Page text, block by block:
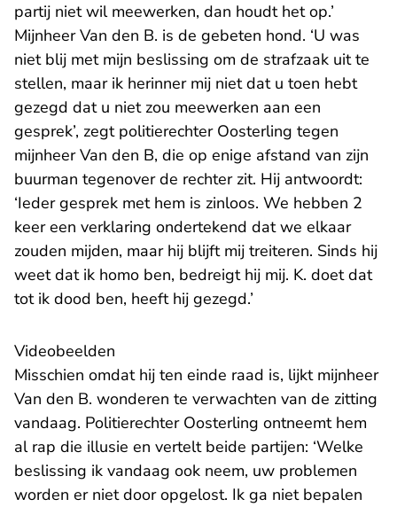
partij niet wil meewerken, dan houdt het op.’
Mijnheer Van den B. is de gebeten hond. ‘U was
niet blij met mijn beslissing om de strafzaak uit te
stellen, maar ik herinner mij niet dat u toen hebt
gezegd dat u niet zou meewerken aan een
gesprek’, zegt politierechter Oosterling tegen
mijnheer Van den B, die op enige afstand van zijn
buurman tegenover de rechter zit. Hij antwoordt:
‘Ieder gesprek met hem is zinloos. We hebben 2
keer een verklaring ondertekend dat we elkaar
zouden mijden, maar hij blijft mij treiteren. Sinds hij
weet dat ik homo ben, bedreigt hij mij. K. doet dat
tot ik dood ben, heeft hij gezegd.’
Videobeelden
Misschien omdat hij ten einde raad is, lijkt mijnheer
Van den B. wonderen te verwachten van de zitting
vandaag. Politierechter Oosterling ontneemt hem
al rap die illusie en vertelt beide partijen: ‘Welke
beslissing ik vandaag ook neem, uw problemen
worden er niet door opgelost. Ik ga niet bepalen